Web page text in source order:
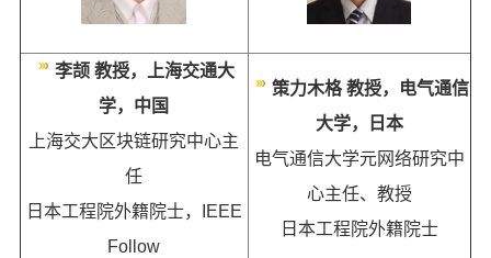
李颉 教授，上海交通大
学，中国
上海交大区块链研究中心主
任
日本工程院外籍院士，IEEE
Follow
策力木格 教授，电气通信
大学，日本
电气通信大学元网络研究中
心主任、教授
日本工程院外籍院士